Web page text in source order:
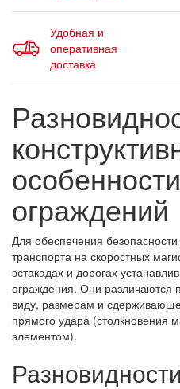
Удобная и
оперативная
доставка
ограждений
Для обеспечения
транспорта на скоростных
эстакадах и дорогах
ограждения. Они различаются
виду, размерам и
прямого удара (столкновения
элементом).
Разновидности